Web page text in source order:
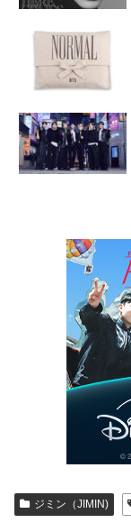
ジミン（JIMIN)